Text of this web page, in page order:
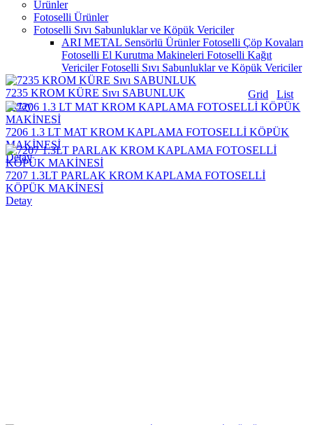
Ürünler
Fotoselli Ürünler
Fotoselli Sıvı Sabunluklar ve Köpük Vericiler
ARI METAL Sensörlü ÜrünlerFotoselli Çöp Kovaları
Fotoselli El Kurutma Makineleri Fotoselli Kağıt
VericilerFotoselli Sıvı Sabunluklar ve Köpük Vericiler
Grid List
7235 KROM KÜRE Sıvı SABUNLUK
Detay
7206 1.3 LT MAT KROM KAPLAMA FOTOSELLİ KÖPÜK
MAKİNESİ
Detay
7207 1.3LT PARLAK KROM KAPLAMA FOTOSELLİ
KÖPÜK MAKİNESİ
Detay